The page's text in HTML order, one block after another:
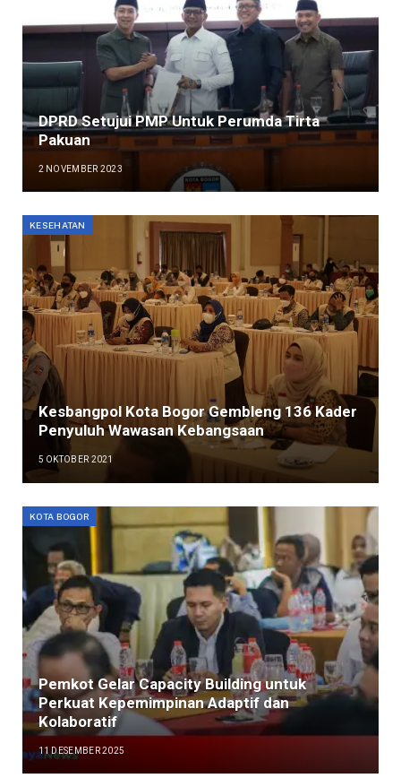
DPRD Setujui PMP Untuk Perumda Tirta
Pakuan
2 NOVEMBER 2023
KESEHATAN
Kesbangpol Kota Bogor Gembleng 136 Kader
Penyuluh Wawasan Kebangsaan
5 OKTOBER 2021
KOTA BOGOR
Pemkot Gelar Capacity Building untuk
Perkuat Kepemimpinan Adaptif dan
Kolaboratif
11 DESEMBER 2025